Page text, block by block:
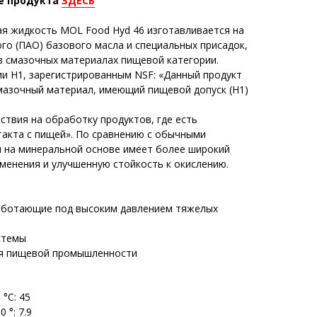
жидкость MOL Food Hyd 46 изготавливается на
(ПАО) базового масла и специальных присадок,
материалах пищевой категории.
Н1, зарегистрированным NSF: «Данный продукт
материал, имеющий пищевой допуск (Н1)
на обработку продуктов, где есть
с пищей». По сравнению с обычными
на минеральной основе имеет более широкий
и улучшенную стойкость к окислению.
под высоким давлением тяжелых
пищевой промышленности
45
°: 7.9